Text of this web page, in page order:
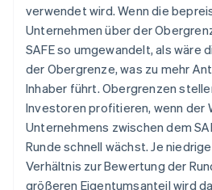
verwendet wird. Wenn die
Unternehmen über der
SAFE so umgewandelt, als wäre
der Obergrenze, was zu mehr
Inhaber führt. Obergrenzen
Investoren profitieren, wenn der
Unternehmens zwischen dem
Runde schnell wächst. Je
Verhältnis zur Bewertung der
größeren Eigentumsanteil wird